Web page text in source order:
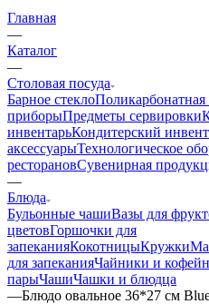
Главная
—
Каталог
—
Столовая посуда
Барное стеклоПоликарбонатная
приборыПредметы сервировки
инвентарьКондитерский
аксессуарыТехнологическое
ресторановСувенирная
—
Блюда
Бульонные чашиВазы для
цветовГоршочки для
запеканияКокотницыКружки
для запеканияЧайники и
парыЧашиЧашки и блюдца
—Блюдо овальное 36*27 см